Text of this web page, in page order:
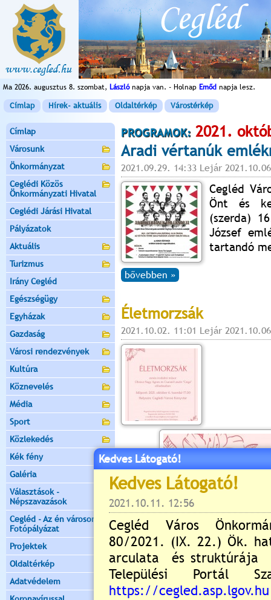
Ma 2026. augusztus 8. szombat, Lászlónapja van. - Holnap Emőd napja lesz.
Címlap Hírek- aktuális Oldaltérkép Várostérkép
Címlap
Városunk
Önkormányzat
Ceglédi Közös
Önkormányzati Hivatal
Ceglédi Járási Hivatal
Pályázatok
Aktuális
Turizmus
Irány Cegléd
Egészségügy
Egyházak
Gazdaság
Városi rendezvények
Kultúra
Köznevelés
Média
Sport
Közlekedés
Kék fény
Galéria
Választások -
Népszavazások
Cegléd - Az én városom -
Fotópályázat
Projektek
Oldaltérkép
Adatvédelem
PROGRAMOK: 2021.
Aradi vértanúk
2021.09.29. 14:33 Lejár
Cegléd
Önt és
(szerda)
József
tartandó
bővebben »
Életmorzsák
2021.10.02. 11:01 Lejár
Kedves Látogató!